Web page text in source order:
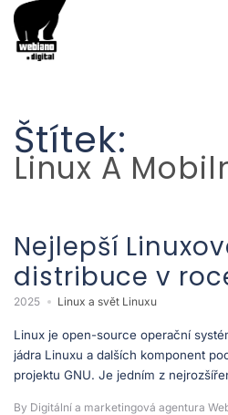
Štítek:
Linux A
Nejlepší
distribuce v
2025 Linux a svět Linuxu
Linux je open-source operační
jádra Linuxu a dalších komponent
projektu GNU. Je jedním z
By Digitální a marketingová agentura